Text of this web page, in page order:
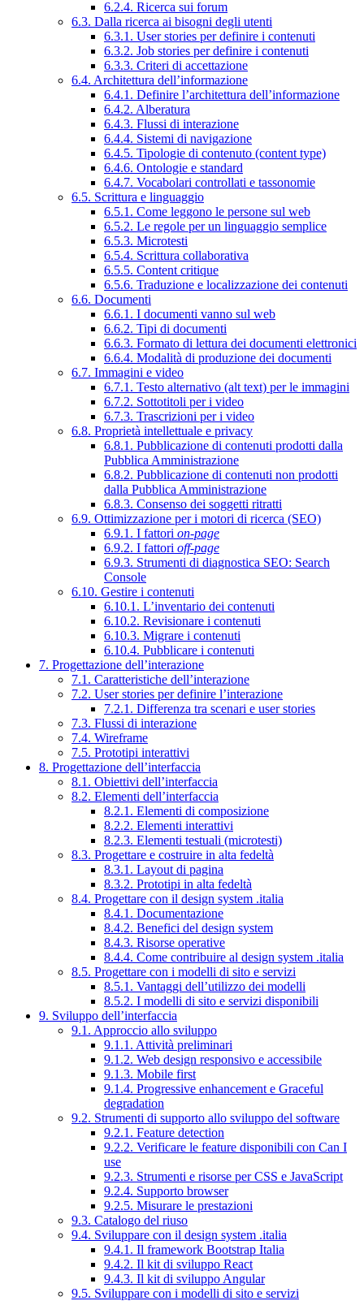
6.2.4. Ricerca sui forum
6.3. Dalla ricerca ai bisogni degli utenti
6.3.1. User stories per definire i contenuti
6.3.2. Job stories per definire i contenuti
6.3.3. Criteri di accettazione
6.4. Architettura dell’informazione
6.4.1. Definire l’architettura dell’informazione
6.4.2. Alberatura
6.4.3. Flussi di interazione
6.4.4. Sistemi di navigazione
6.4.5. Tipologie di contenuto (content type)
6.4.6. Ontologie e standard
6.4.7. Vocabolari controllati e tassonomie
6.5. Scrittura e linguaggio
6.5.1. Come leggono le persone sul web
6.5.2. Le regole per un linguaggio semplice
6.5.3. Microtesti
6.5.4. Scrittura collaborativa
6.5.5. Content critique
6.5.6. Traduzione e localizzazione dei contenuti
6.6. Documenti
6.6.1. I documenti vanno sul web
6.6.2. Tipi di documenti
6.6.3. Formato di lettura dei documenti elettronici
6.6.4. Modalità di produzione dei documenti
6.7. Immagini e video
6.7.1. Testo alternativo (alt text) per le immagini
6.7.2. Sottotitoli per i video
6.7.3. Trascrizioni per i video
6.8. Proprietà intellettuale e privacy
6.8.1. Pubblicazione di contenuti prodotti dalla
Pubblica Amministrazione
6.8.2. Pubblicazione di contenuti non prodotti
dalla Pubblica Amministrazione
6.8.3. Consenso dei soggetti ritratti
6.9. Ottimizzazione per i motori di ricerca (SEO)
6.9.1. I fattori on-page
6.9.2. I fattori off-page
6.9.3. Strumenti di diagnostica SEO: Search
Console
6.10. Gestire i contenuti
6.10.1. L’inventario dei contenuti
6.10.2. Revisionare i contenuti
6.10.3. Migrare i contenuti
6.10.4. Pubblicare i contenuti
7. Progettazione dell’interazione
7.1. Caratteristiche dell’interazione
7.2. User stories per definire l’interazione
7.2.1. Differenza tra scenari e user stories
7.3. Flussi di interazione
7.4. Wireframe
7.5. Prototipi interattivi
8. Progettazione dell’interfaccia
8.1. Obiettivi dell’interfaccia
8.2. Elementi dell’interfaccia
8.2.1. Elementi di composizione
8.2.2. Elementi interattivi
8.2.3. Elementi testuali (microtesti)
8.3. Progettare e costruire in alta fedeltà
8.3.1. Layout di pagina
8.3.2. Prototipi in alta fedeltà
8.4. Progettare con il design system .italia
8.4.1. Documentazione
8.4.2. Benefici del design system
8.4.3. Risorse operative
8.4.4. Come contribuire al design system .italia
8.5. Progettare con i modelli di sito e servizi
8.5.1. Vantaggi dell’utilizzo dei modelli
8.5.2. I modelli di sito e servizi disponibili
9. Sviluppo dell’interfaccia
9.1. Approccio allo sviluppo
9.1.1. Attività preliminari
9.1.2. Web design responsivo e accessibile
9.1.3. Mobile first
9.1.4. Progressive enhancement e Graceful
degradation
9.2. Strumenti di supporto allo sviluppo del software
9.2.1. Feature detection
9.2.2. Verificare le feature disponibili con Can I
use
9.2.3. Strumenti e risorse per CSS e JavaScript
9.2.4. Supporto browser
9.2.5. Misurare le prestazioni
9.3. Catalogo del riuso
9.4. Sviluppare con il design system .italia
9.4.1. Il framework Bootstrap Italia
9.4.2. Il kit di sviluppo React
9.4.3. Il kit di sviluppo Angular
9.5. Sviluppare con i modelli di sito e servizi